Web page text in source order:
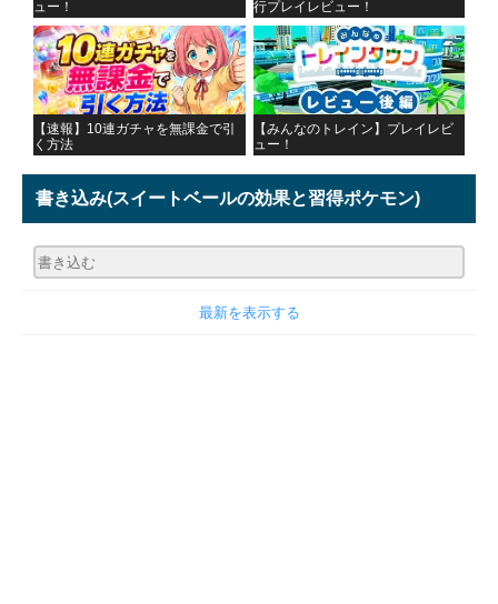
ュー！ 行プレイレビュー！
【速報】10連ガチャを無課金で引
く方法
【みんなのトレイン】プレイレビ
ュー！
書き込み(スイートベールの効果と習得ポケモン)
最新を表示する